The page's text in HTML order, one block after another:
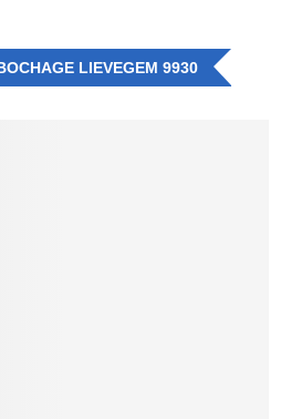
LIEVEGEM 9930